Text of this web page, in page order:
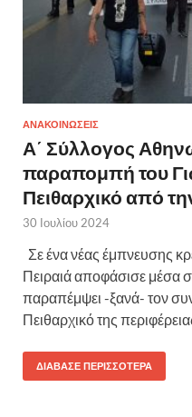
ΑΝΑΚΟΙΝΩΣΕΙΣ
Α΄ Σύλλογος
παραπομπή του
Πειθαρχικό από
30 Ιουλίου 2024
Σε ένα νέας έμπνευσης
Πειραιά αποφάσισε μέσα
παραπέμψει -ξανά- τον
Πειθαρχικό της
ΔΙΆΒΑΣΕ ΠΕΡΙΣΣΌΤΕΡΑ